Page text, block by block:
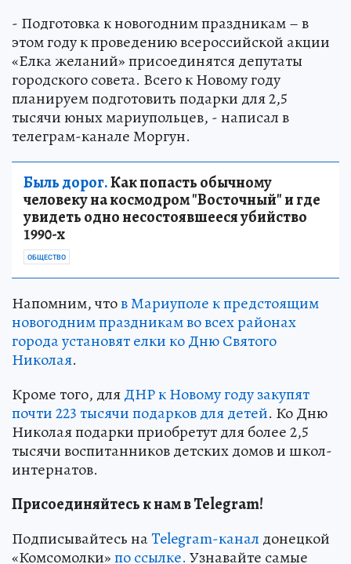
- Подготовка к новогодним праздникам – в
этом году к проведению всероссийской акции
«Елка желаний» присоединятся депутаты
городского совета. Всего к Новому году
планируем подготовить подарки для 2,5
тысячи юных мариупольцев, - написал в
телеграм-канале Моргун.
Быль дорог.Как попасть обычному
человеку на космодром "Восточный" и где
увидеть одно несостоявшееся убийство
1990-х
ОБЩЕСТВО
Напомним, чтов Мариуполе к предстоящим
новогодним праздникам во всех районах
города установят елки ко Дню Святого
Николая.
Кроме того, дляДНР к Новому году закупят
почти 223 тысячи подарков для детей. Ко Дню
Николая подарки приобретут для более 2,5
тысячи воспитанников детских домов и школ-
интернатов.
Присоединяйтесь к нам в Telegram!
Подписывайтесь наTelegram-канал донецкой
«Комсомолки»по ссылке. Узнавайте самые